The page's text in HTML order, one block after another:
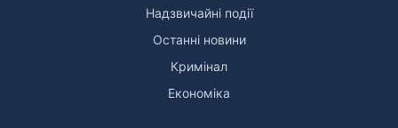
Надзвичайні події
Останні новини
Кримінал
Економіка